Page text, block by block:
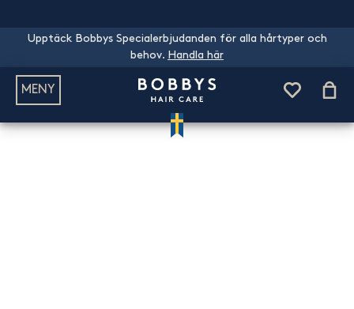
Upptäck Bobbys Specialerbjudanden för alla hårtyper och
behov. Handla här
MENY